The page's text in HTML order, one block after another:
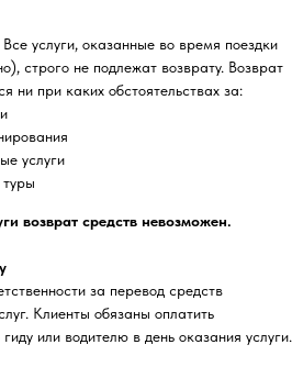
Все услуги, оказанные во время поездки
строго не подлежат возврату. Возврат
ни при каких обстоятельствах за:
услуги
возврат средств невозможен.
за перевод средств
Клиенты обязаны оплатить
или водителю в день оказания услуги.